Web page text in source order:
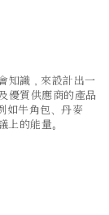
知識，來設計出一
優質供應商的產品
如牛角包、丹麥
的能量。